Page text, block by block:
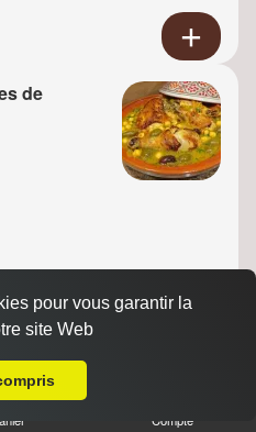
de
Compte
pour vous garantir la
site Web